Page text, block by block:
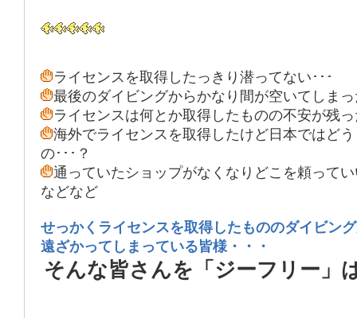
ライセンスを取得したっきり潜ってない･･･
最後のダイビングからかなり間が空いてしまっ
ライセンスは何とか取得したものの不安が残っ
海外でライセンスを取得したけど日本ではど
の･･･？
通っていたショップがなくなりどこを頼って
などなど
せっかくライセンスを取得したもののダイビン
遠ざかってしまっている皆様・・・
そんな皆さんを「ジーフリー」